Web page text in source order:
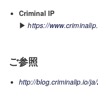
Criminal IP
▶https://
ご参照
http://blog.criminalip.io/